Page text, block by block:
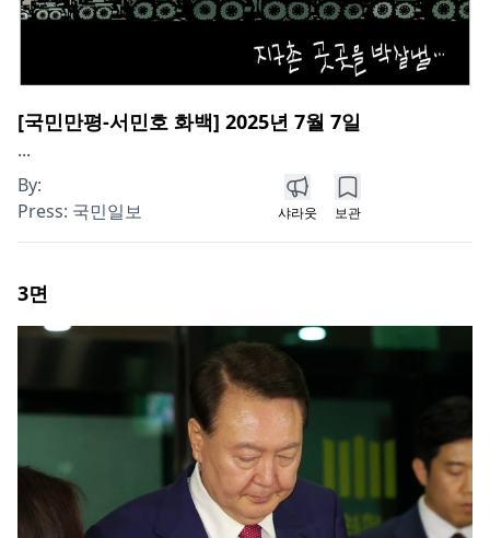
[국민만평-서민호 화백] 2025년 7월 7일
...
By:
Press: 국민일보 샤라웃 보관
3면